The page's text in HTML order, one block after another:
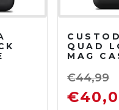
QUAD
MAG
€44,99
€